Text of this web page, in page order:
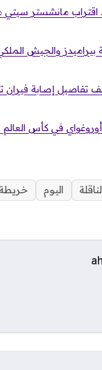
اقتراب مانشستر
بيراميدز والجيش
تفاصيل إصابة فيران
في كأس العالم
اليوم